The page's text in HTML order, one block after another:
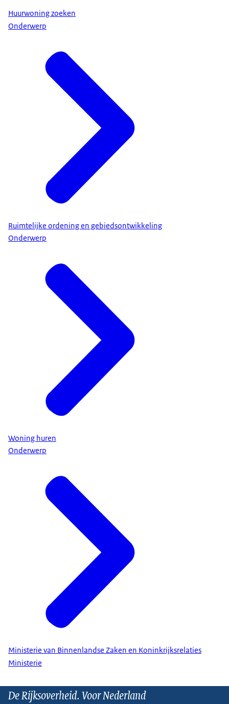
Huurwoning zoeken
Onderwerp
Ruimtelijke ordening en gebiedsontwikkeling
Onderwerp
Woning huren
Onderwerp
Ministerie van Binnenlandse Zaken en Koninkrijksrelaties
Ministerie
De Rijksoverheid. Voor Nederland